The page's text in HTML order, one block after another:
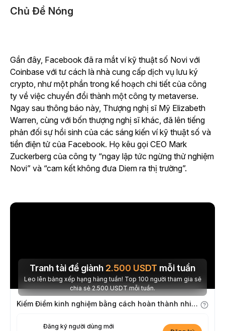
Chủ Đề Nóng
Gần đây, Facebook đã ra mắt ví kỹ thuật số Novi với
Coinbase với tư cách là nhà cung cấp dịch vụ lưu ký
crypto, như một phần trong kế hoạch chi tiết của công
ty về việc chuyển đổi thành một công ty metaverse.
Ngay sau thông báo này, Thượng nghị sĩ Mỹ Elizabeth
Warren, cùng với bốn thượng nghị sĩ khác, đã lên tiếng
phản đối sự hồi sinh của các sáng kiến ví kỹ thuật số và
tiền điện tử của Facebook. Họ kêu gọi CEO Mark
Zuckerberg của công ty “ngay lập tức ngừng thử nghiệm
Novi” và “cam kết không đưa Diem ra thị trường”.
Tranh tài để giành 2.500 USDT mỗi tuần
Leo lên bảng xếp hạng hàng tuần! Top 100 người tham gia sẽ
chia sẻ 2.500 USDT mỗi tuần.
Kiếm Điểm kinh nghiệm bằng cách hoàn thành nhiệm vụ
Đăng ký người dùng mới